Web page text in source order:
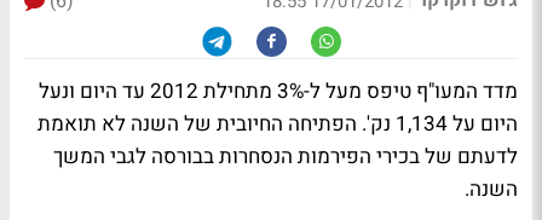
מדד המעו"ף טיפס מעל ל-3% מתחילת 2012 עד היום ונעל
היום על 1,134 נק'. הפתיחה החיובית של השנה לא תואמת
לדעתם של בכירי הפירמות הנסחרות בבורסה לגבי המשך
השנה.